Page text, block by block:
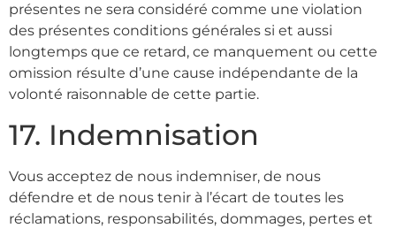
présentes ne sera considéré comme une violation
des présentes conditions générales si et aussi
longtemps que ce retard, ce manquement ou cette
omission résulte d’une cause indépendante de la
volonté raisonnable de cette partie.
17. Indemnisation
Vous acceptez de nous indemniser, de nous
défendre et de nous tenir à l’écart de toutes les
réclamations, responsabilités, dommages, pertes et